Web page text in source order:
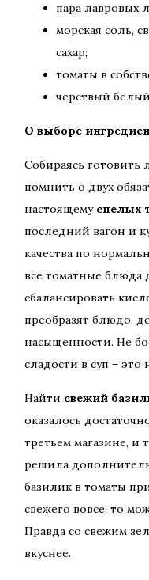
пара лавровых
морская соль,
сахар;
томаты в
черствый
О выборе
Собираясь
помнить о двух
настоящему спелых
последний вагон и
качества по
все томатные блюда
сбалансировать
преобразят блюдо,
насыщенности. Не
сладости в суп – это
Найти свежий
оказалось
третьем магазине, и
решила
базилик в томаты
свежего вовсе, то
Правда со свежим
вкуснее.